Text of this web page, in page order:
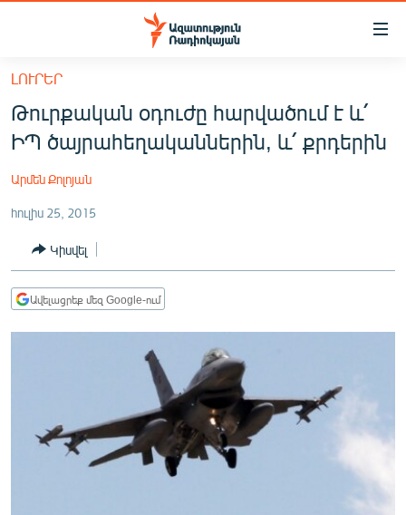
Մատչելիության
հիմնական
բովանդակությանը
Անցնել
հիմնական
մենյուին
ՀԱՅԱՍՏԱՆ
ՔԱՂԱՔԱԿԱՆ
ԸՆՏՐՈՒԹՅՈՒՆՆԵՐ 2026
ԻՐԱՎՈՒՆՔ
ՀԱՍԱՐԱԿՈՒԹՅՈՒՆ
ՏՆՏԵՍՈՒԹՅՈՒՆ
ՊԱՏԵՐԱԶՄԻ 6 ՇԱԲԱԹՆԵՐԸ
ՄԻՋԱԶԳԱՅԻՆ
ՄՇԱԿՈՒՅԹ
ԼՈՒՐԵՐ
Թուրքական օդուժը հարվածում է և՛
ԻՊ ծայրահեղականներին, և՛ քրդերին
Արմեն Քոլոյան
հուլիս 25, 2015
Կիսվել
Ավելացրեք մեզ Google-ում